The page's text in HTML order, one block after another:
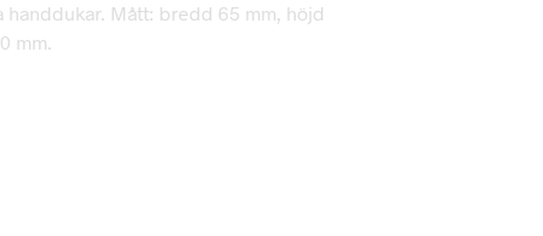
handdukar. Mått: bredd 65 mm, höjd
mm.